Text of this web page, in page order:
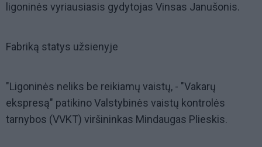
ligoninės vyriausiasis gydytojas Vinsas Janušonis.
Fabriką statys užsienyje
"Ligoninės neliks be reikiamų vaistų, - "Vakarų
ekspresą" patikino Valstybinės vaistų kontrolės
tarnybos (VVKT) viršininkas Mindaugas Plieskis.